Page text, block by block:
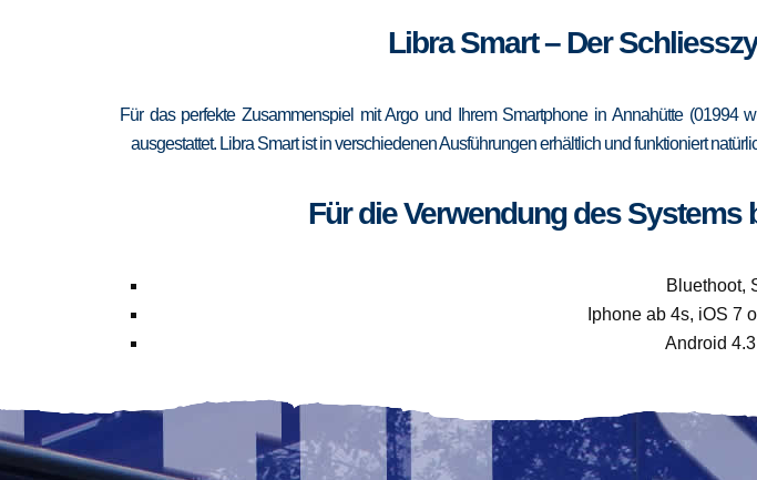
Libra Smart – Der
Für das perfekte Zusammenspiel mit Argo und Ihrem Smartphone in Annahütte (01994
ausgestattet. Libra Smart ist in verschiedenen Ausführungen erhältlich und funktioniert
Für die Verwendung des
Bluethoot,
Iphone ab 4s, iOS 7
Android